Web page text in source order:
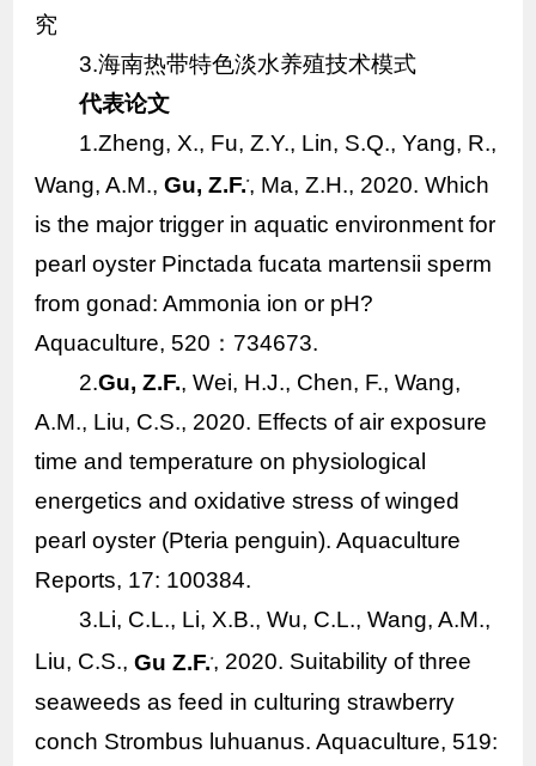
究
3.海南热带特色淡水养殖技术模式
代表论文
1.Zheng, X., Fu, Z.Y., Lin, S.Q., Yang, R.,
Wang, A.M., Gu, Z.F.*, Ma, Z.H., 2020. Which
is the major trigger in aquatic environment for
pearl oyster Pinctada fucata martensii sperm
from gonad: Ammonia ion or pH?
Aquaculture, 520：734673.
2.Gu, Z.F., Wei, H.J., Chen, F., Wang,
A.M., Liu, C.S., 2020. Effects of air exposure
time and temperature on physiological
energetics and oxidative stress of winged
pearl oyster (Pteria penguin). Aquaculture
Reports, 17: 100384.
3.Li, C.L., Li, X.B., Wu, C.L., Wang, A.M.,
Liu, C.S., Gu Z.F.*, 2020. Suitability of three
seaweeds as feed in culturing strawberry
conch Strombus luhuanus. Aquaculture, 519: